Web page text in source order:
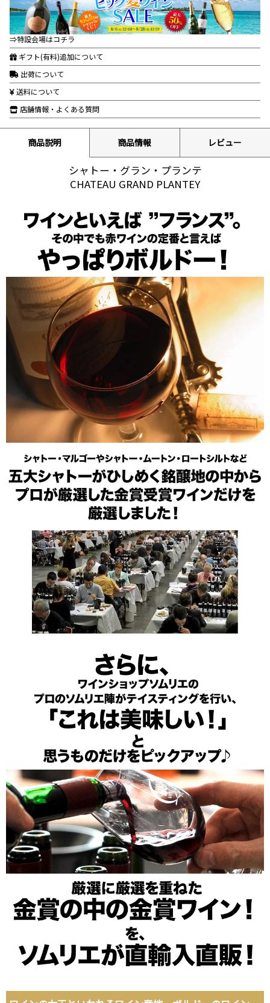
⇒特設会場はコチラ
ギフト(有料)追加について
出荷について
送料について
店舗情報・よくある質問
商品説明 商品情報 レビュー
シャトー・グラン・プランテ
CHATEAU GRAND PLANTEY